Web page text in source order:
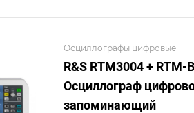
Осциллографы цифровые
R&S RTM3004 + RTM-
Осциллограф
запоминающий